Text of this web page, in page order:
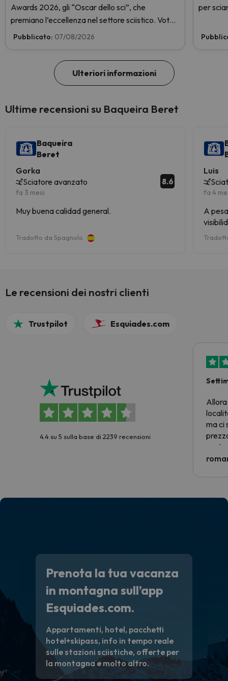
Awards 2026, gli “Oscar dello sci”, che
premiano l’eccellenza nel settore sciistico. Vota
subito e aiutaci a arrivare in cima!
Pubblicato: 07/08/2026
per
Ulteriori informazioni
Ultime recensioni su Baqueira Beret
Baqueira
Beret
Gorka
Sciatore avanzato
fa 3 mesi
8.6
Muy buena calidad general.
Tradotto da Spagnolo
Luis
fa 4
A
Le recensioni dei nostri clienti
Trustpilot Esquiades.com
4.4 su 5 sulla base di 2239 recensioni
Allora
ma ci
Prenota la tua vacanza
in montagna sull’app
Esquiades.com.
Appartamenti, hotel, pacchetti
hotel+skipass, info in tempo reale
sulle stazioni sciistiche, offerte per
la montagna e molto altro.